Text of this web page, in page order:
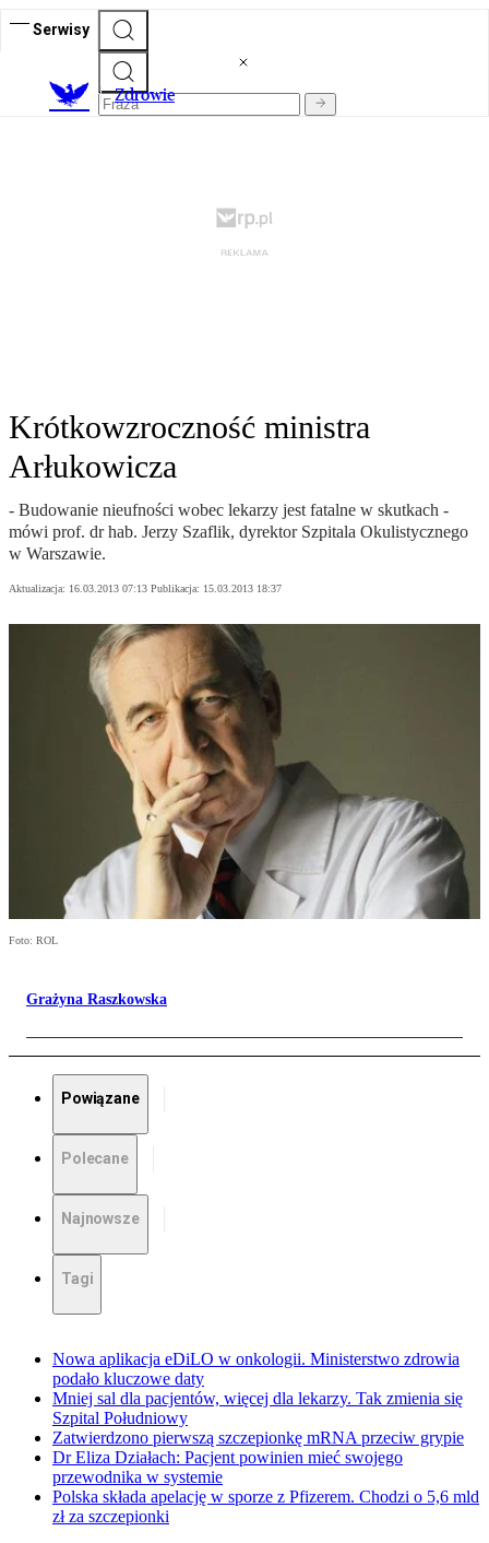
Serwisy
Zdrowie
Krótkowzroczność ministra
Arłukowicza
- Budowanie nieufności wobec lekarzy jest fatalne w skutkach -
mówi prof. dr hab. Jerzy Szaflik, dyrektor Szpitala Okulistycznego
w Warszawie.
Aktualizacja: 16.03.2013 07:13 Publikacja: 15.03.2013 18:37
Foto: ROL
Grażyna Raszkowska
Powiązane
Polecane
Najnowsze
Tagi
Nowa aplikacja eDiLO w onkologii. Ministerstwo zdrowia
podało kluczowe daty
Mniej sal dla pacjentów, więcej dla lekarzy. Tak zmienia się
Szpital Południowy
Zatwierdzono pierwszą szczepionkę mRNA przeciw grypie
Dr Eliza Działach: Pacjent powinien mieć swojego
przewodnika w systemie
Polska składa apelację w sporze z Pfizerem. Chodzi o 5,6 mld
zł za szczepionki